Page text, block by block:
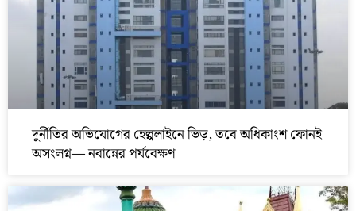
দুর্নীতির অভিযোগের হেল্পলাইনে ভিড়, তবে অধিকাংশ ফোনই
অসংলগ্ন— নবান্নের পর্যবেক্ষণ